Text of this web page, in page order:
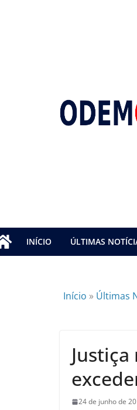
INÍCIO ÚLTIMAS
Início » Últimas
24 de junho de